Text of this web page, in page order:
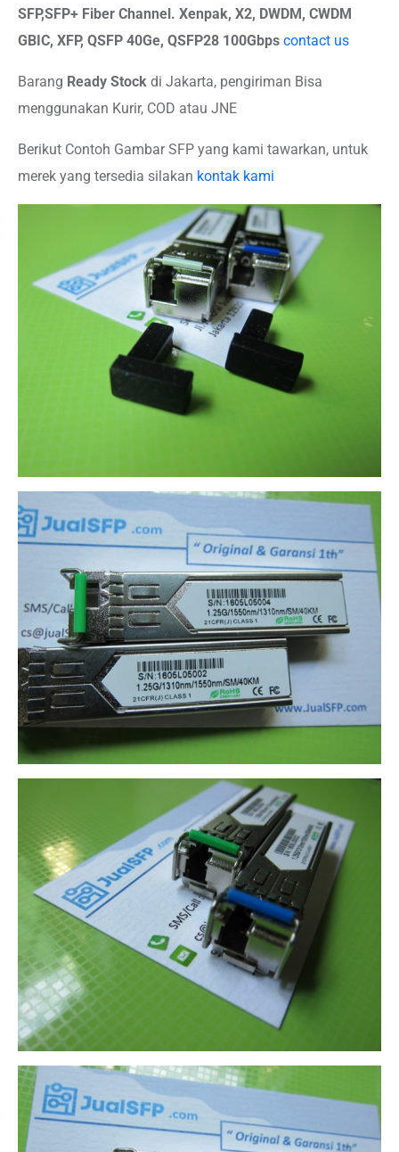
SFP,SFP+ Fiber Channel. Xenpak, X2, DWDM, CWDM
GBIC, XFP, QSFP 40Ge, QSFP28 100Gbps contact us
Barang Ready Stock di Jakarta, pengiriman Bisa
menggunakan Kurir, COD atau JNE
Berikut Contoh Gambar SFP yang kami tawarkan, untuk
merek yang tersedia silakan kontak kami